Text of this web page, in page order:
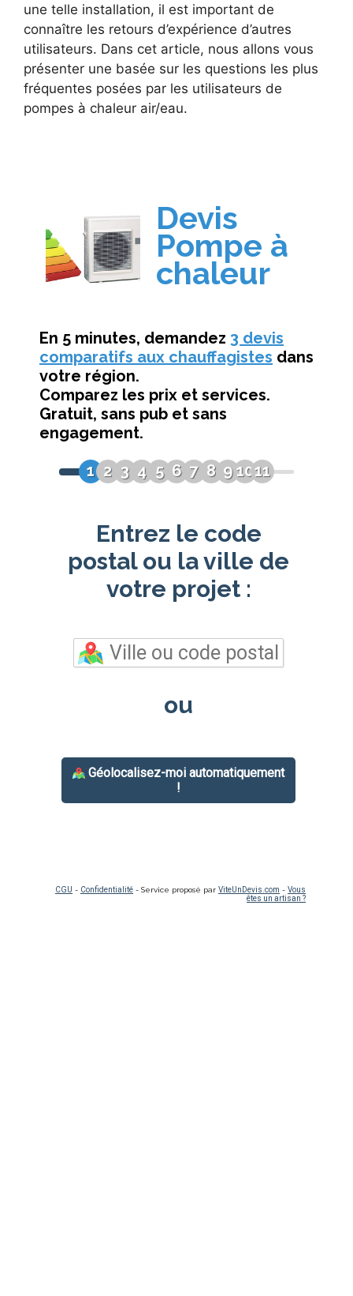
une telle installation, il est important de
connaître les retours d’expérience d’autres
utilisateurs. Dans cet article, nous allons vous
présenter une basée sur les questions les plus
fréquentes posées par les utilisateurs de
pompes à chaleur air/eau.